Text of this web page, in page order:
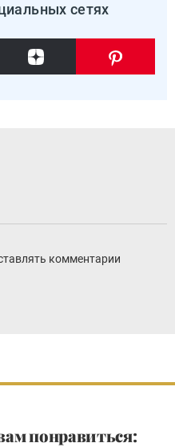
сетях
комментарии
понравиться: